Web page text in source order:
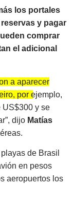
los portales
y pagar
comprar
el adicional
a aparecer
por ejemplo,
US$300 y se
, dijo Matías
de Brasil
en pesos
aeropuertos los